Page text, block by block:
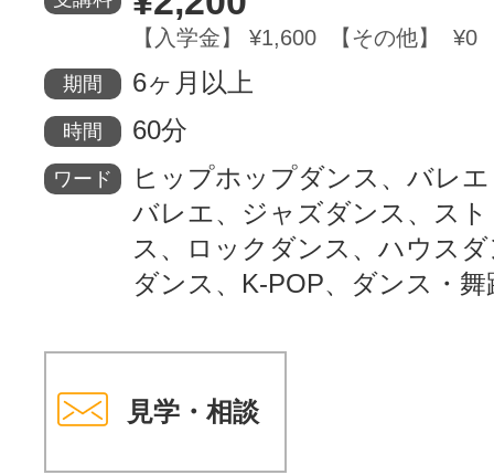
【入学金】 ¥1,600 【その他】 ¥0
期間 6ヶ月以上
時間 60分
ワード
ヒップホップダンス、バレ
バレエ、ジャズダンス、ス
ス、ロックダンス、ハウス
ダンス、K-POP、ダンス・
見学・相談